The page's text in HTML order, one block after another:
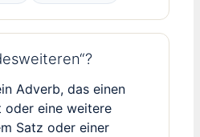
Adverb, das einen
oder eine weitere
Satz oder einer